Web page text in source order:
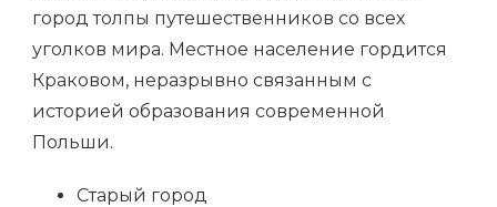
город толпы путешественников со всех
уголков мира. Местное население гордится
Краковом, неразрывно связанным с
историей образования современной
Польши.
Старый город